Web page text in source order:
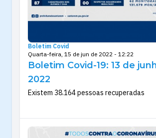
Boletim Covid
Quarta-feira, 15 de jun de 2022 - 12:22
Boletim Covid-19: 13 de
2022
Existem 38.164 pessoas recuperadas